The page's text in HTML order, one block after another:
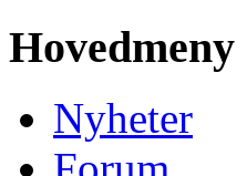
Hovedmeny
Nyheter